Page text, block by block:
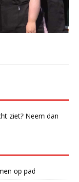
ziet? Neem dan
op pad